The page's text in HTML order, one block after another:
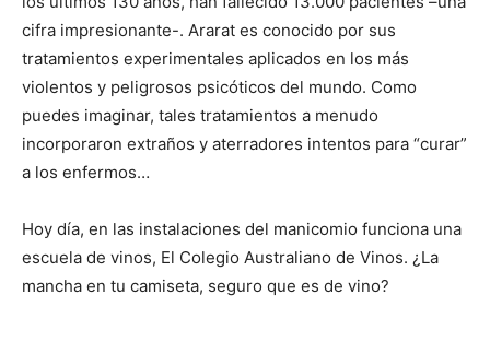
cifra impresionante-. Ararat es conocido por sus
tratamientos experimentales aplicados en los más
violentos y peligrosos psicóticos del mundo. Como
puedes imaginar, tales tratamientos a menudo
incorporaron extraños y aterradores intentos para “curar”
a los enfermos…
Hoy día, en las instalaciones del manicomio funciona una
escuela de vinos, El Colegio Australiano de Vinos. ¿La
mancha en tu camiseta, seguro que es de vino?